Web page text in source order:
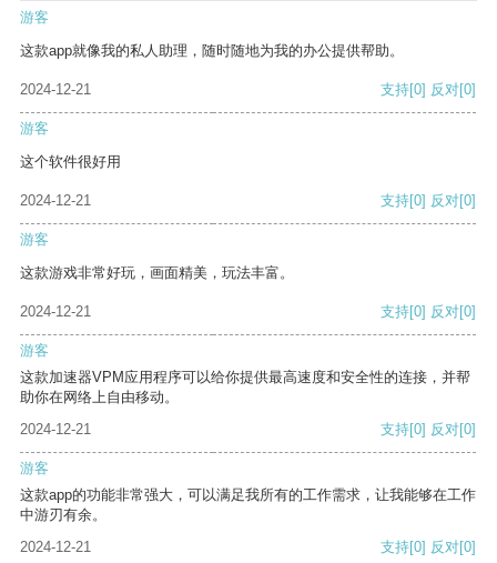
游客
这款app就像我的私人助理，随时随地为我的办公提供帮助。
2024-12-21 支持[0] 反对[0]
游客
这个软件很好用
2024-12-21 支持[0] 反对[0]
游客
这款游戏非常好玩，画面精美，玩法丰富。
2024-12-21 支持[0] 反对[0]
游客
这款加速器VPM应用程序可以给你提供最高速度和安全性的连接，并帮
助你在网络上自由移动。
2024-12-21
支持[0] 反对[0]
游客
这款app的功能非常强大，可以满足我所有的工作需求，让我能够在工作
中游刃有余。
2024-12-21
支持[0] 反对[0]